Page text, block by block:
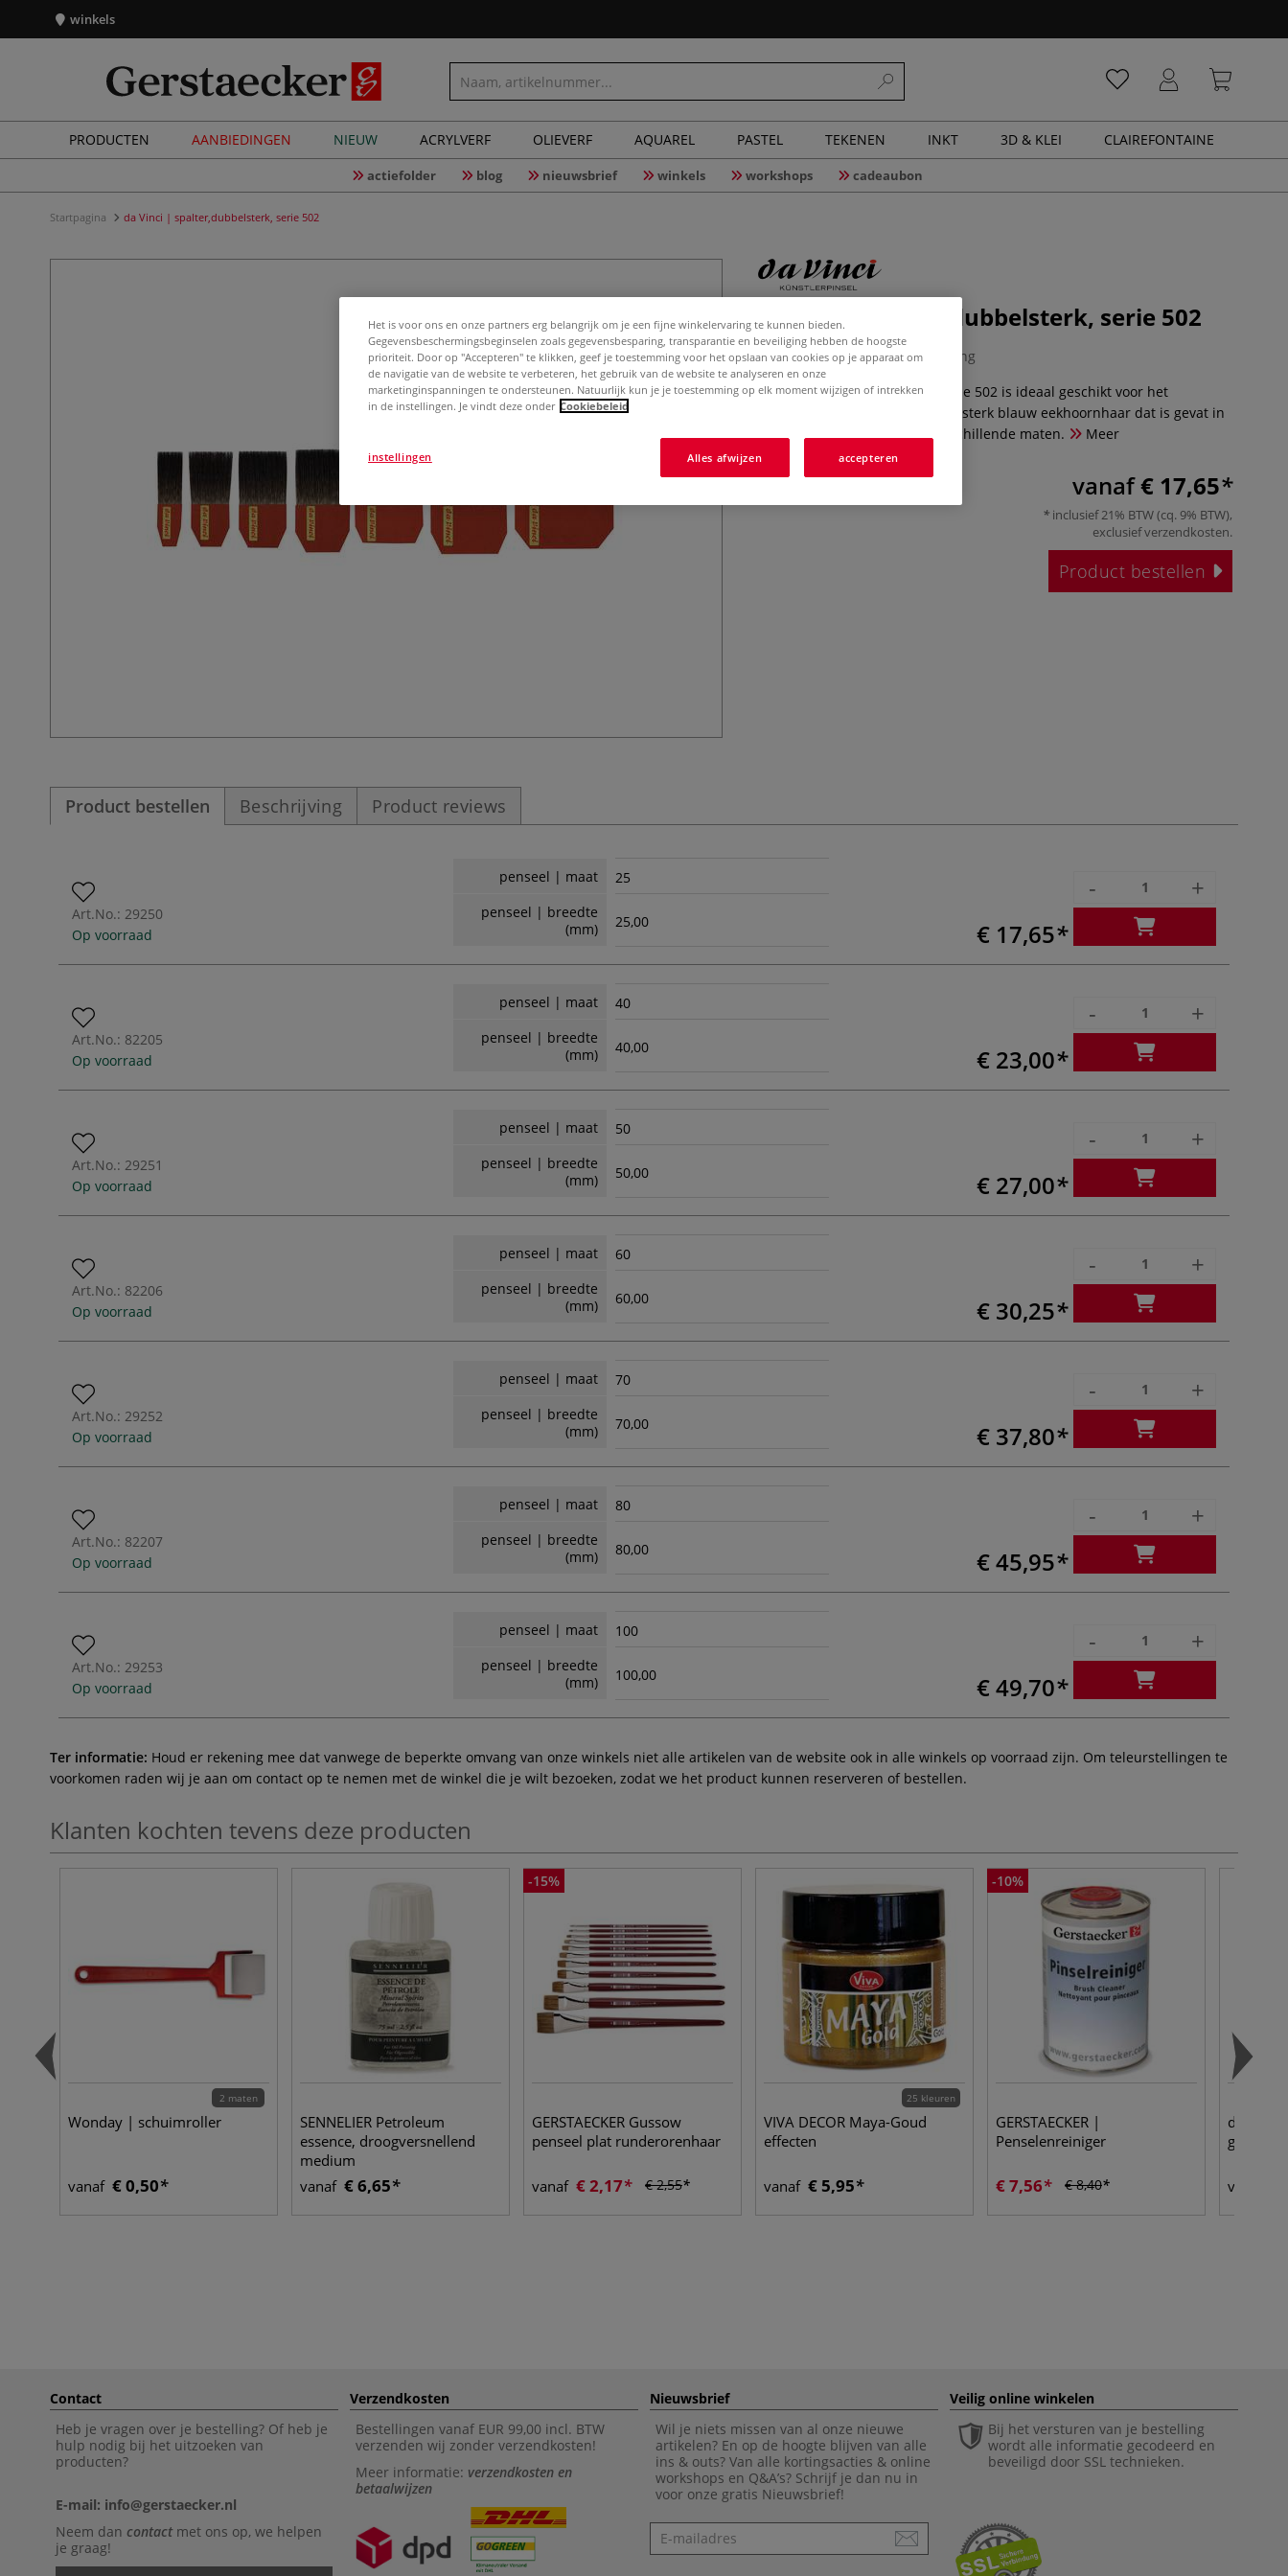
winkels
PRODUCTEN AANBIEDINGEN NIEUW ACRYLVERF OLIEVERF AQUAREL PASTEL TEKENEN INKT 3D & KLEI CLAIREFONTAINE
actiefolder blog nieuwsbrief winkels workshops cadeaubon
Startpagina da Vinci | spalter,dubbelsterk, serie 502
da Vinci | spalter,dubbelsterk, serie 502
0 Beoordeling
da Vinci spalter, dubbelsterk, serie 502 is ideaal geschikt voor het
vergulden. Met natuurlijk dubbelsterk blauw eekhoornhaar dat is gevat in
rode karton. Verkrijgbaar in verschillende maten.
Meer
vanaf€ 17,65
inclusief 21% BTW (cq. 9% BTW),
exclusiefverzendkosten.
Product bestellen
Product bestellen Beschrijving Product reviews
Art.No.: 29250
Op voorraad
penseel | maat
25
penseel | breedte
(mm)
25,00 € 17,65
- +
Art.No.: 82205
Op voorraad
penseel | maat
40
penseel | breedte
(mm)
40,00 € 23,00
- +
Art.No.: 29251
Op voorraad
penseel | maat
50
penseel | breedte
(mm)
50,00 € 27,00
- +
Art.No.: 82206
Op voorraad
penseel | maat
60
penseel | breedte
(mm)
60,00 € 30,25
- +
Art.No.: 29252
Op voorraad
penseel | maat
70
penseel | breedte
(mm)
70,00 € 37,80
- +
Art.No.: 82207
Op voorraad
penseel | maat
80
penseel | breedte
(mm)
80,00 € 45,95
- +
Art.No.: 29253
Op voorraad
penseel | maat
100
penseel | breedte
(mm)
100,00 € 49,70
- +
Ter informatie: Houd er rekening mee dat vanwege de beperkte omvang van onze winkels niet alle artikelen van de website ook in alle winkels op voorraad zijn. Om teleurstellingen te
voorkomen raden wij je aan om contact op te nemen met de winkel die je wilt bezoeken, zodat we het product kunnen reserveren of bestellen.
Klanten kochten tevens deze producten
2 maten
Wonday | schuimroller
vanaf € 0,50
SENNELIER Petroleum
essence, droogversnellend
medium
vanaf € 6,65
-15%
GERSTAECKER Gussow
penseel plat runderorenhaar
vanaf € 2,17 € 2,55
25 kleuren
VIVA DECOR Maya-Goud
effecten
vanaf € 5,95
-10%
GERSTAECKER |
Penselenreiniger
€ 7,56 € 8,40
da Vinci
vanaf
Contact
Heb je vragen over je bestelling? Of heb je
hulp nodig bij het uitzoeken van
producten?
E-mail: info@gerstaecker.nl
Neem dan contactmet ons op, we helpen
je graag!
Verzendkosten
Bestellingen vanaf EUR 99,00 incl. BTW
verzenden wij zonder verzendkosten!
Meer informatie: verzendkosten en
betaalwijzen
Nieuwsbrief
Wil je niets missen van al onze nieuwe
artikelen? En op de hoogte blijven van alle
ins & outs? Van alle kortingsacties & online
workshops en Q&A’s? Schrijf je dan nu in
voor onze gratis Nieuwsbrief!
Nieuwsbrief
Veilig online winkelen
Bij het versturen van je bestelling
wordt alle informatie gecodeerd en
beveiligd door SSL technieken.
Het is voor ons en onze partners erg belangrijk om je een fijne winkelervaring te kunnen bieden.
Gegevensbeschermingsbeginselen zoals gegevensbesparing, transparantie en beveiliging hebben de hoogste
prioriteit. Door op "Accepteren" te klikken, geef je toestemming voor het opslaan van cookies op je apparaat om
de navigatie van de website te verbeteren, het gebruik van de website te analyseren en onze
marketinginspanningen te ondersteunen. Natuurlijk kun je je toestemming op elk moment wijzigen of intrekken
in de instellingen. Je vindt deze onder Cookiebeleid
Alles afwijzen accepteren
instellingen